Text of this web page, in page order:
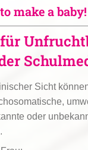
make a baby!
Sicht
oder